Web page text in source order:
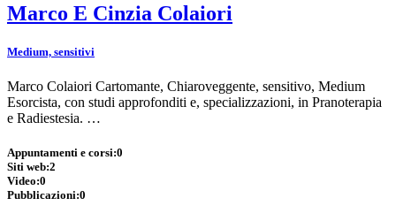
Marco E Cinzia Colaiori
Medium, sensitivi
Marco Colaiori Cartomante, Chiaroveggente, sensitivo, Medium
Esorcista, con studi approfonditi e, specializzazioni, in Pranoterapia
e Radiestesia. …
Appuntamenti e corsi:0
Siti web:2
Video:0
Pubblicazioni:0